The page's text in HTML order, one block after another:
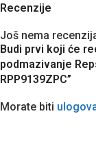
Recenzije
Još nema
Budi prvi koji će
podmazivanje
RPP9139ZPC”
Morate biti